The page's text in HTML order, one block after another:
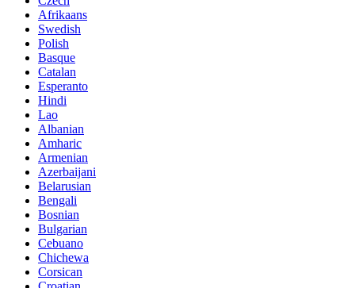
Afrikaans
Swedish
Polish
Basque
Catalan
Esperanto
Hindi
Lao
Albanian
Amharic
Armenian
Azerbaijani
Belarusian
Bengali
Bosnian
Bulgarian
Cebuano
Chichewa
Corsican